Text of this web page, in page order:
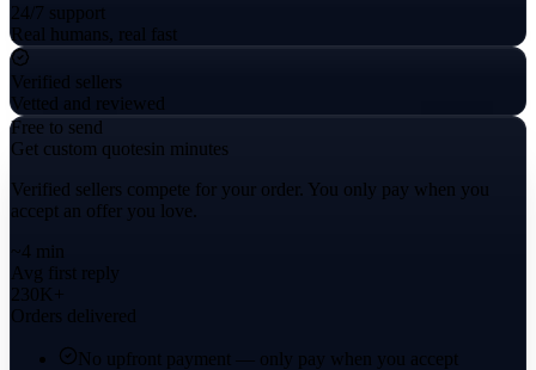
24/7 support
Real humans, real fast
Verified sellers
Vetted and reviewed
Free to send
Get custom quotesin minutes
Verified sellers compete for your order. You only pay when you
accept an offer you love.
~4 min
Avg first reply
230K+
Orders delivered
No upfront payment — only pay when you accept